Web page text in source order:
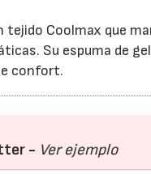
Coolmax que
Su espuma de
confort.
- Ver ejemplo